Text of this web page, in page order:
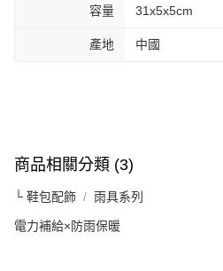
容量 31x5x5cm
產地 中國
商品相關分類 (3)
└ 鞋包配飾 雨具系列
電力補給×防雨保暖